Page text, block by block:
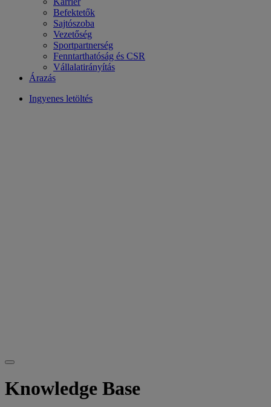
Befektetők
Sajtószoba
Vezetőség
Sportpartnerség
Fenntarthatóság és CSR
Vállalatirányítás
Árazás
Ingyenes letöltés
Knowledge Base